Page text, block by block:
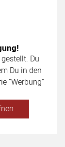
Du
Du in den
"Werbung"